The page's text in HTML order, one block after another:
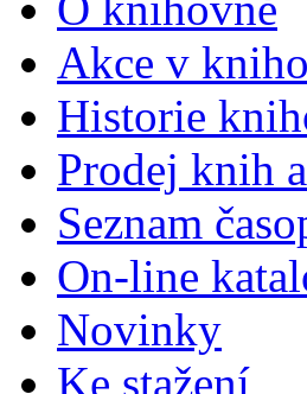
Akce v
Historie
Prodej knih
Seznam
On-line
Novinky
Ke stažení